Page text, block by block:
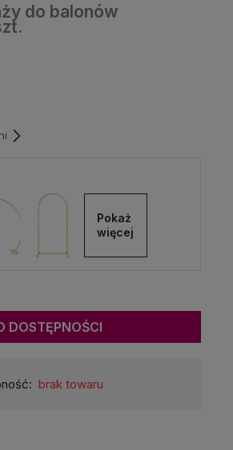
do balonów
Pokaż
więcej
DOSTĘPNOŚCI
brak towaru